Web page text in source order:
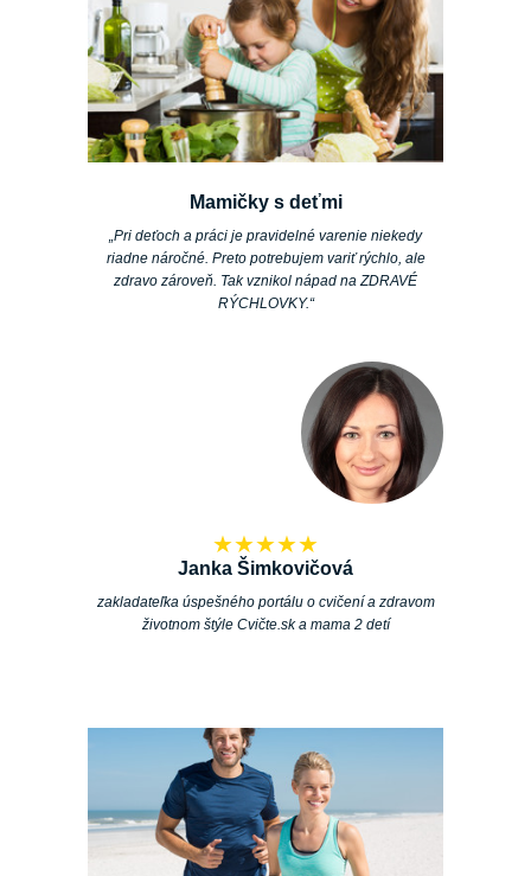
Mamičky s deťmi
„Pri deťoch a práci je pravidelné varenie niekedy
riadne náročné. Preto potrebujem variť rýchlo, ale
zdravo zároveň. Tak vznikol nápad na ZDRAVÉ
RÝCHLOVKY.“
★★★★★
Janka Šimkovičová
zakladateľka úspešného portálu o cvičení a zdravom
životnom štýle Cvičte.sk a mama 2 detí